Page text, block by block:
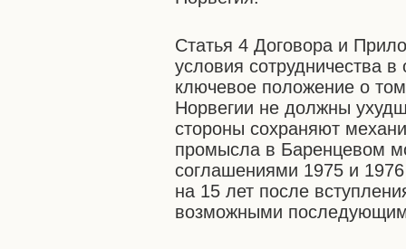
Статья 4 Договора и
условия сотрудничества
ключевое положение о
Норвегии не должны
стороны сохраняют
промысла в Баренцевом
соглашениями 1975 и 1976
на 15 лет после
возможными